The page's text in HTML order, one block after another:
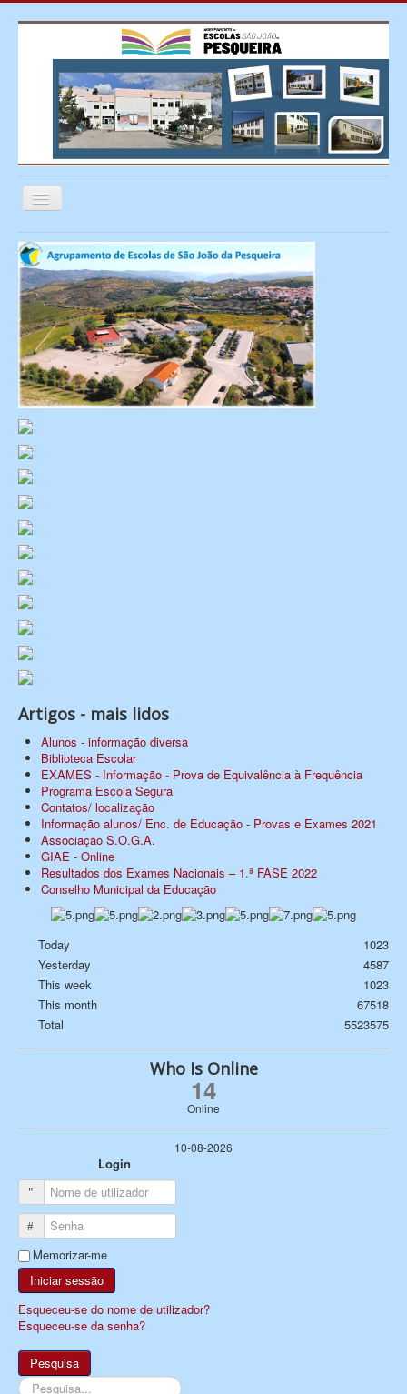
Ativar/Desativar
Artigos - mais lidos
Alunos - informação diversa
Biblioteca Escolar
EXAMES - Informação - Prova de Equivalência à Frequência
Programa Escola Segura
Contatos/ localização
Informação alunos/ Enc. de Educação - Provas e Exames 2021
Associação S.O.G.A.
GIAE - Online
Resultados dos Exames Nacionais – 1.ª FASE 2022
Conselho Municipal da Educação
Today
1023
Yesterday
4587
This week
1023
This month
67518
Total
5523575
Who Is Online
14
Online
10-08-2026
Login
Nome de utilizador
Senha
Memorizar-me
Iniciar sessão
Esqueceu-se do nome de utilizador?
Esqueceu-se da senha?
Pesquisa
Pesquisa...